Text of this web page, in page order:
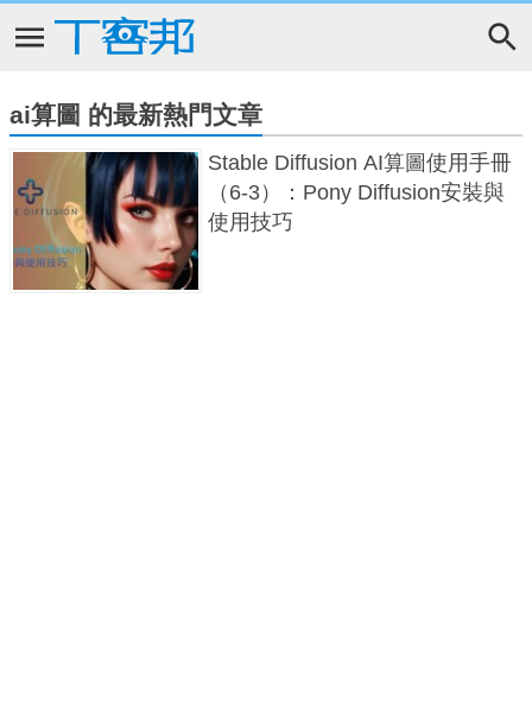
ai算圖 的最新熱門文章
Stable Diffusion AI算圖使用手冊
（6-3）：Pony Diffusion安裝與
使用技巧